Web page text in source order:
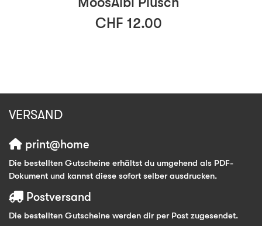
CHF 12.00
VERSAND
print@home
Die bestellten Gutscheine erhältst du umgehend als PDF-
Dokument und kannst diese sofort selber ausdrucken.
Postversand
Die bestellten Gutscheine werden dir per Post zugesendet.